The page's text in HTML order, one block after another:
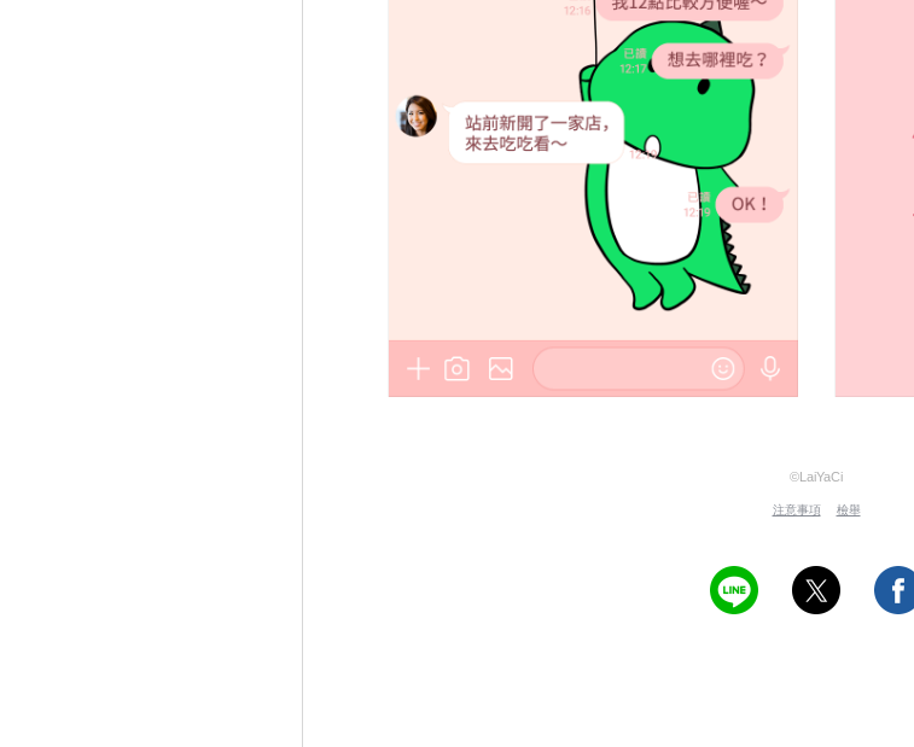
©LaiYaCi
注意事項 檢舉